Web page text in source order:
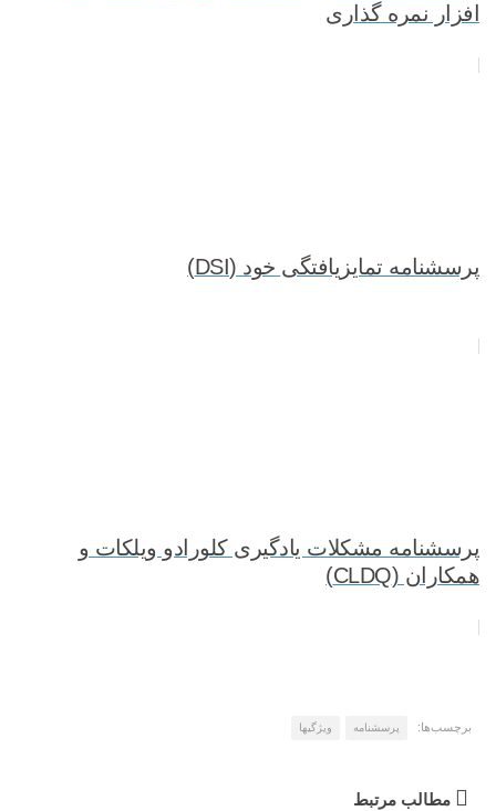
افزار نمره گذاری
پرسشنامه تمایزیافتگی خود (DSI)
پرسشنامه مشکلات یادگیری کلورادو ویلکات و
همکاران (CLDQ)
برچسب‌ها: پرسشنامه ویژگیها
مطالب مرتبط